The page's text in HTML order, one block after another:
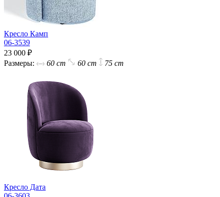
Кресло Камп
06-3539
23 000 ₽
Размеры:
60 cm 60 cm 75 cm
Кресло Дата